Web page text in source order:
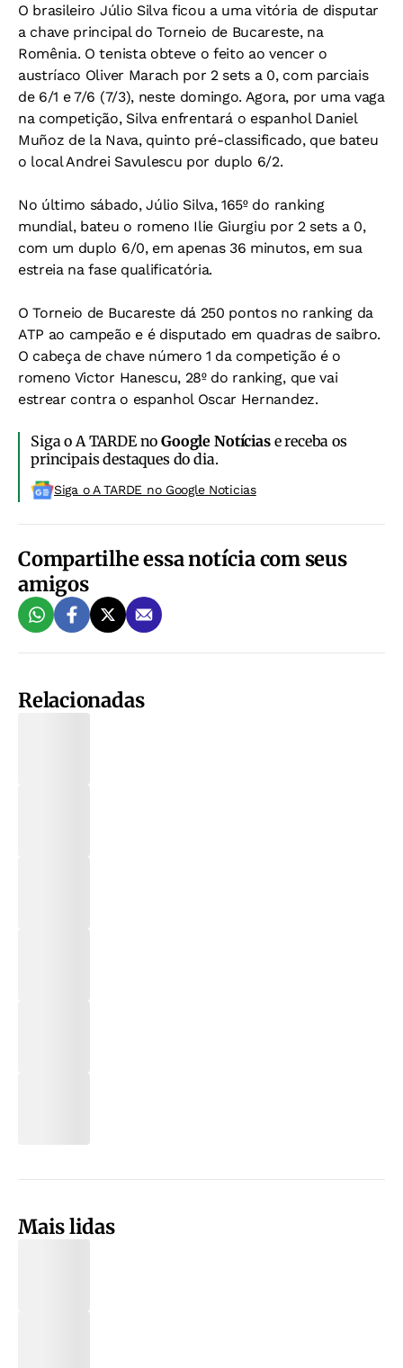
O brasileiro Júlio Silva ficou a uma vitória de disputar
a chave principal do Torneio de Bucareste, na
Romênia. O tenista obteve o feito ao vencer o
austríaco Oliver Marach por 2 sets a 0, com parciais
de 6/1 e 7/6 (7/3), neste domingo. Agora, por uma vaga
na competição, Silva enfrentará o espanhol Daniel
Muñoz de la Nava, quinto pré-classificado, que bateu
o local Andrei Savulescu por duplo 6/2.
No último sábado, Júlio Silva, 165º do ranking
mundial, bateu o romeno Ilie Giurgiu por 2 sets a 0,
com um duplo 6/0, em apenas 36 minutos, em sua
estreia na fase qualificatória.
O Torneio de Bucareste dá 250 pontos no ranking da
ATP ao campeão e é disputado em quadras de saibro.
O cabeça de chave número 1 da competição é o
romeno Victor Hanescu, 28º do ranking, que vai
estrear contra o espanhol Oscar Hernandez.
Siga o A TARDE noGoogle Notíciase receba os
principais destaques do dia.
Siga o A TARDE no Google Noticias
Compartilhe essa notícia com seus
amigos
Relacionadas
Mais lidas